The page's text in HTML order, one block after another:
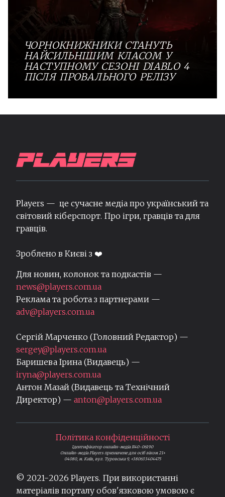
ЧОРНОКНИЖНИКИ СТАНУТЬ
НАЙСИЛЬНІШИМ КЛАСОМ У
НАСТУПНОМУ СЕЗОНІ DIABLO 4
ПІСЛЯ ПРОВАЛЬНОГО РЕЛІЗУ
Players — це сучасне медіа про український та
світовий кіберспорт. Про ігри, гравців та для
гравців.
Зроблено в Києві з ❤️
Для новин, колонок та подкастів —
news@players.com.ua
Реклама та робота з партнерами —
adv@players.com.ua
Сергій Марченко (Головний Редактор) —
sergey@players.com.ua
Баришева Ірина (Видавець) —
iryna@players.com.ua
Антон Мазай (Видавець та Технічний
Директор) — anton@players.com.ua
Політика конфіденційності
Ідентифікатор онлайн-медіа R40-06190
Онлайн-медіа Players призначене для осіб віком 21+
04080, м. Київ, вул. Туровська 9, +380633404475
© 2021-2026 Players. При використанні
матеріалів порталу обов'язковою умовою є